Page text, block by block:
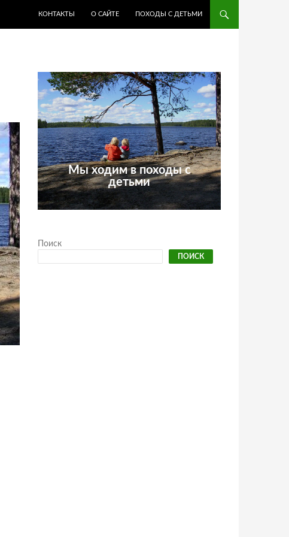
КОНТАКТЫ О САЙТЕ ПОХОДЫ С ДЕТЬМИ
Мы ходим в походы с
детьми
Поиск
ПОИСК